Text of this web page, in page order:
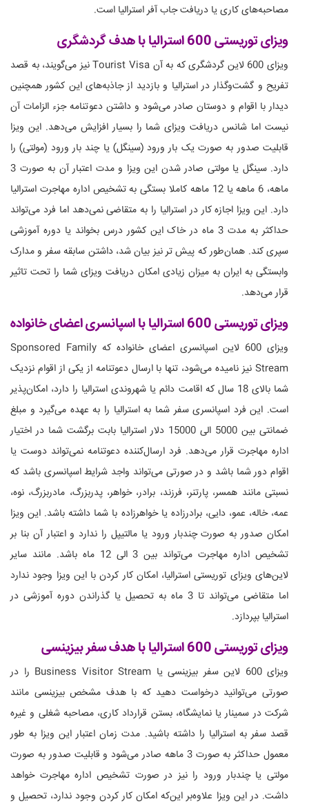
مصاحبه‌های کاری یا دریافت جاب آفر استرالیا است.
ویزای توریستی 600 استرالیا با هدف گردشگری
ویزای 600 لاین گردشگری که به آن Tourist Visa نیز می‌گویند، به قصد
تفریح و گشت‌و‌گذار در استرالیا و بازدید از جاذبه‌های این کشور همچنین
دیدار با اقوام و دوستان صادر می‌شود و داشتن دعوتنامه جزء الزامات آن
نیست اما شانس دریافت ویزای شما را بسیار افزایش می‌دهد. این ویزا
قابلیت صدور به صورت یک بار ورود (سینگل) یا چند بار ورود (مولتی) را
دارد. سینگل یا مولتی صادر شدن این ویزا و مدت اعتبار آن به صورت 3
ماهه، 6 ماهه یا 12 ماهه کاملا بستگی به تشخیص اداره مهاجرت استرالیا
دارد. این ویزا اجازه کار در استرالیا را به متقاضی نمی‌دهد اما فرد می‌تواند
حداکثر به مدت 3 ماه در خاک این کشور درس بخواند یا دوره آموزشی
سپری کند. همان‌طور که پیش تر نیز بیان شد، داشتن سابقه سفر و مدارک
وابستگی به ایران به میزان زیادی امکان دریافت ویزای شما را تحت تاثیر
قرار می‌دهد.
ویزای توریستی 600 استرالیا با اسپانسری اعضای خانواده
ویزای 600 لاین اسپانسری اعضای خانواده که Sponsored Family
Stream نیز نامیده می‌شود، تنها با ارسال دعوتنامه از یکی از اقوام نزدیک
شما بالای 18 سال که اقامت دائم یا شهروندی استرالیا را دارد، امکان‌پذیر
است. این فرد اسپانسری سفر شما به استرالیا را به عهده می‌گیرد و مبلغ
ضمانتی بین 5000 الی 15000 دلار استرالیا بابت برگشت شما در اختیار
اداره مهاجرت قرار می‌دهد. فرد ارسال‌کننده دعوتنامه نمی‌تواند دوست یا
اقوام دور شما باشد و در صورتی می‌تواند واجد شرایط اسپانسری باشد که
نسبتی مانند همسر، پارتنر، فرزند، برادر، خواهر، پدربزرگ، مادربزرگ، نوه،
عمه، خاله، عمو، دایی، برادرزاده یا خواهرزاده با شما داشته باشد. این ویزا
امکان صدور به صورت چندبار ورود یا مالتیپل را ندارد و اعتبار آن بنا بر
تشخیص اداره مهاجرت می‌تواند بین 3 الی 12 ماه باشد. مانند سایر
لاین‌های ویزای توریستی استرالیا، امکان کار کردن با این ویزا وجود ندارد
اما متقاضی می‌تواند تا 3 ماه به تحصیل یا گذراندن دوره آموزشی در
استرالیا بپردازد.
ویزای توریستی 600 استرالیا با هدف سفر بیزینسی
ویزای 600 لاین سفر بیزینسی یا Business Visitor Stream را در
صورتی می‌توانید درخواست دهید که با هدف مشخص بیزینسی مانند
شرکت در سمینار یا نمایشگاه، بستن قرارداد کاری، مصاحبه شغلی و غیره
قصد سفر به استرالیا را داشته باشید. مدت زمان اعتبار این ویزا به طور
معمول حداکثر به صورت 3 ماهه صادر می‌شود و قابلیت صدور به صورت
مولتی یا چندبار ورود را نیز در صورت تشخیص اداره مهاجرت خواهد
داشت. در این ویزا علاوه‌بر این‌که امکان کار کردن وجود ندارد، تحصیل و